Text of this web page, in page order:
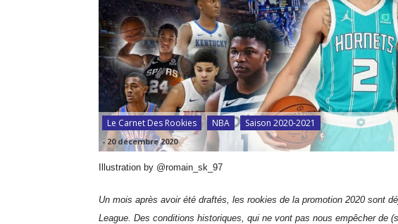
Le Carnet Des Rookies NBA Saison 2020-2021
-20 décembre 2020
Illustration by @romain_sk_97
Un mois après avoir été draftés, les rookies de la promotion 2020 sont
League. Des conditions historiques, qui ne vont pas nous empêcher de